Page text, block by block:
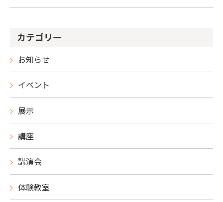
カテゴリー
お知らせ
イベント
展示
講座
講演会
体験教室